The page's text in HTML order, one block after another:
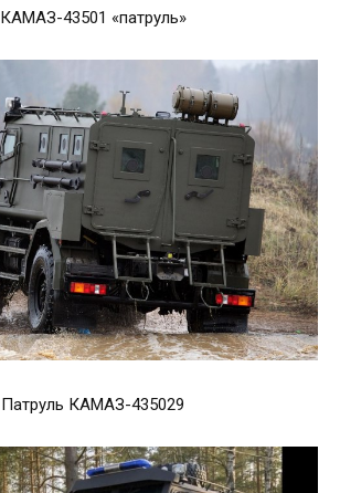
КАМАЗ-43501 «патруль»
Патруль КАМАЗ-435029